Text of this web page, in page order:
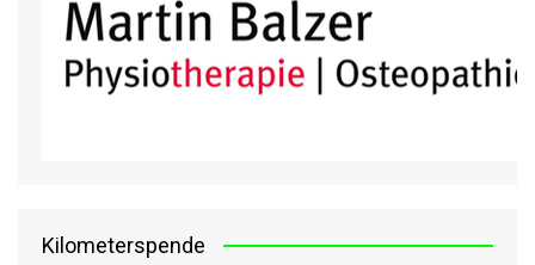
Kilometerspende